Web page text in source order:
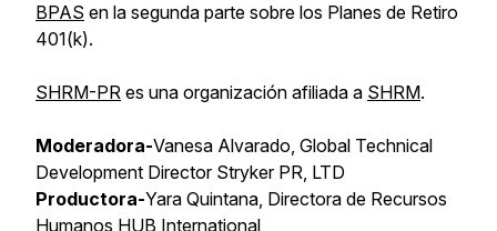
BPAS en la segunda parte sobre los Planes de Retiro
401(k).
SHRM-PR es una organización afiliada a SHRM.
Moderadora-Vanesa Alvarado, Global Technical
Development Director Stryker PR, LTD
Productora-Yara Quintana, Directora de Recursos
Humanos HUB International